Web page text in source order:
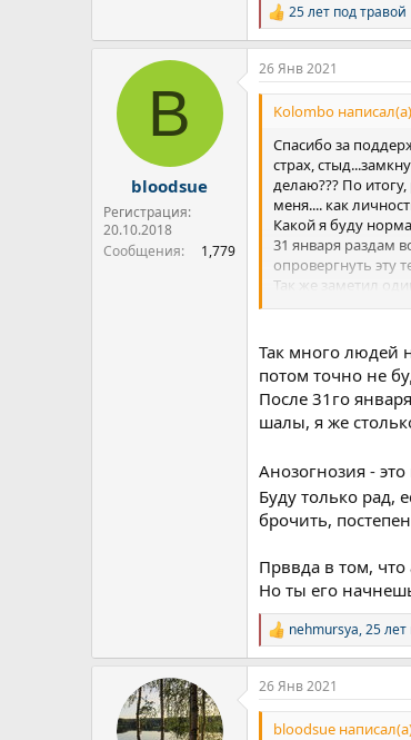
Р
е
а
к
ц
и
25 лет под травой
B
bloodsue
Регистрация:
20.10.2018
Сообщения
1,779
26 Янв 2021
Kolombo
Спасибо за
страх,
делаю??? По
меня.... как
Какой я буду
31 января раздам
опровергнуть эту
Так же заметил
повторим, было
испытываешь
моих силах!!!
Так много людей
потом точно не
После 31го
шалы, я же
Анозогнозия -
Буду только рад,
брочить,
Прввда в том, что
Но ты его
Р
е
а
к
ц
и
nehmursya,25 лет
26 Янв 2021
bloodsue